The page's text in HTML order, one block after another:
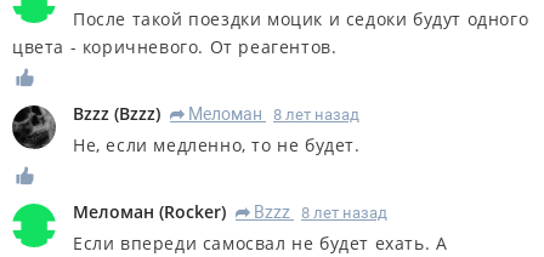
После такой поездки моцик и седоки будут одного
цвета - коричневого. От реагентов.
Bzzz (Bzzz) R Меломан 8 лет назад
Не, если медленно, то не будет.
Меломан (Rocker) R Bzzz 8 лет назад
Если впереди самосвал не будет ехать. А